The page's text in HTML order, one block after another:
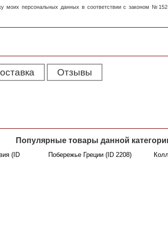
моих персональных данных в соответствии с законом
Отзывы
Популярные товары данной
(ID
Побережье Греции (ID 2208)